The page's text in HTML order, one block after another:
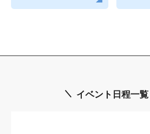
イベント日程一覧